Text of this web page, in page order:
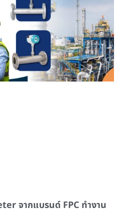
จากแบรนด์ FPC ทำงาน